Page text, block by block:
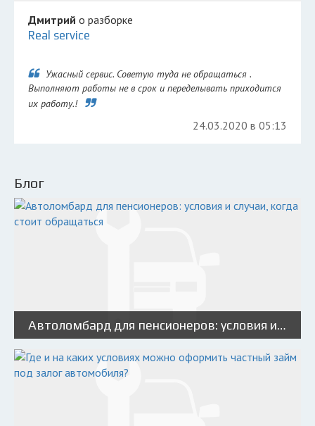
Дмитрий о разборке
Real service
Ужасный сервис. Советую туда не обращаться .
Выполняют работы не в срок и переделывать приходится
их работу.!
24.03.2020 в 05:13
Блог
Автоломбард для пенсионеров: условия и случаи, когда стоит обращаться